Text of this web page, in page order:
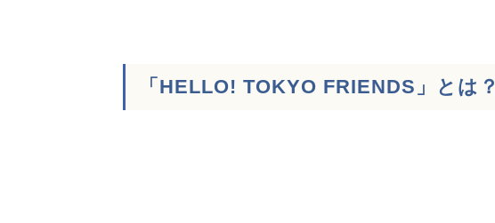
「HELLO! TOKYO FRIENDS」とは？